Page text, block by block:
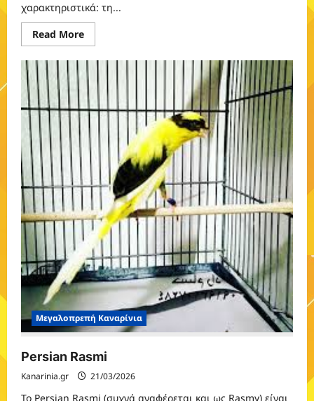
χαρακτηριστικά: τη...
Read MoreRead
more
Καναρίνι
καφέ
παστέλ
μωσαϊκό
Μεγαλοπρεπή Καναρίνια
Persian Rasmi
Kanarinia.gr 21/03/2026
Το Persian Rasmi (συχνά αναφέρεται και ως Rasmy) είναι